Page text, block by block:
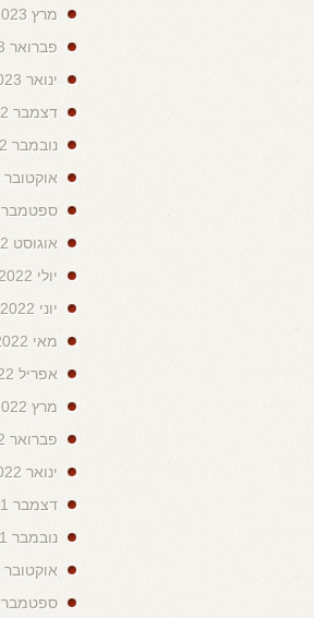
מרץ 2023
פברואר 2023
ינואר 2023
דצמבר 2022
נובמבר 2022
אוקטובר 2022
ספטמבר 2022
אוגוסט 2022
יולי 2022
יוני 2022
מאי 2022
אפריל 2022
מרץ 2022
פברואר 2022
ינואר 2022
דצמבר 2021
נובמבר 2021
אוקטובר 2021
ספטמבר 2021